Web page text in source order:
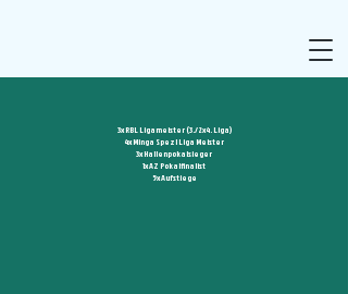
3x RBL Ligameister (3./2x4. Liga)
4x Minga Spezl Liga Meister
3x Hallenpokalsieger
1x AZ Pokalfinalist
5x Aufstiege